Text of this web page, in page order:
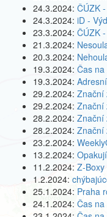
24.3.2024: ČÚZK
24.3.2024: iD -
23.3.2024: ČÚZK
21.3.2024:
20.3.2024:
19.3.2024: Čas
19.3.2024:
29.2.2024: Znační
29.2.2024: Znační
28.2.2024: Znační
28.2.2024: Znační
23.2.2024:
13.2.2024:
11.2.2024: Z-
1.2.2024:
25.1.2024: Praha
24.1.2024: Čas